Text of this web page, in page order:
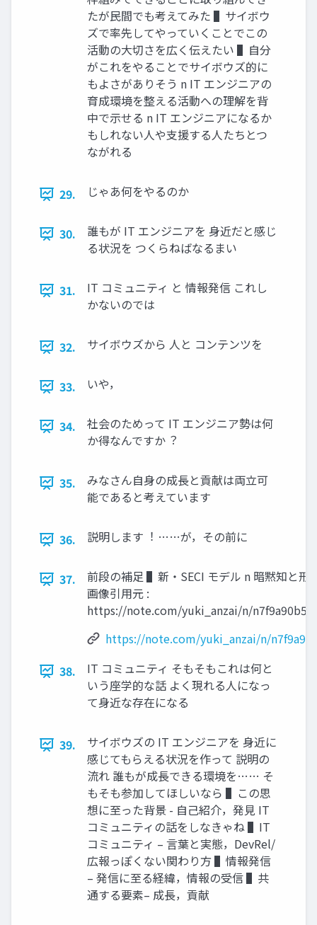
たが⺠間でも考えてみた ▌サイボウ
ズで率先してやっていくことでこの
活動の⼤切さを広く伝えたい ▌⾃分
がこれをやることでサイボウズ的に
もよさがありそう n IT エンジニアの
育成環境を整える活動への理解を背
中で⽰せる n IT エンジニアになるか
もしれない⼈や⽀援する⼈たちとつ
ながれる
29. じゃあ何をやるのか
30.
誰もが IT エンジニアを ⾝近だと感じ
る状況を つくらねばなるまい
31.
IT コミュニティ と 情報発信 これし
かないのでは
32. サイボウズから ⼈と コンテンツを
33. いや，
34.
社会のためって IT エンジニア勢は何
か得なんですか︖
35.
みなさん⾃⾝の成⻑と貢献は両⽴可
能であると考えています
36. 説明します︕ ……が，その前に
37.
前段の補⾜ ▌新・SECI モデル n 暗黙知と形
画像引⽤元 :
https://note.com/yuki_anzai/n/
https://note.com/yuki_anzai/n/
38.
IT コミュニティ そもそもこれは何と
いう座学的な話 よく現れる⼈になっ
て⾝近な存在になる
39.
サイボウズの IT エンジニアを ⾝近に
感じてもらえる状況を作って 説明の
流れ 誰もが成⻑できる環境を…… そ
もそも参加してほしいなら ▌この思
想に⾄った背景 - ⾃⼰紹介，発⾒ IT
コミュニティの話をしなきゃね ▌IT
コミュニティ – ⾔葉と実態，DevRel/
広報っぽくない関わり⽅ ▌情報発信
– 発信に⾄る経緯，情報の受信 ▌共
通する要素– 成⻑，貢献